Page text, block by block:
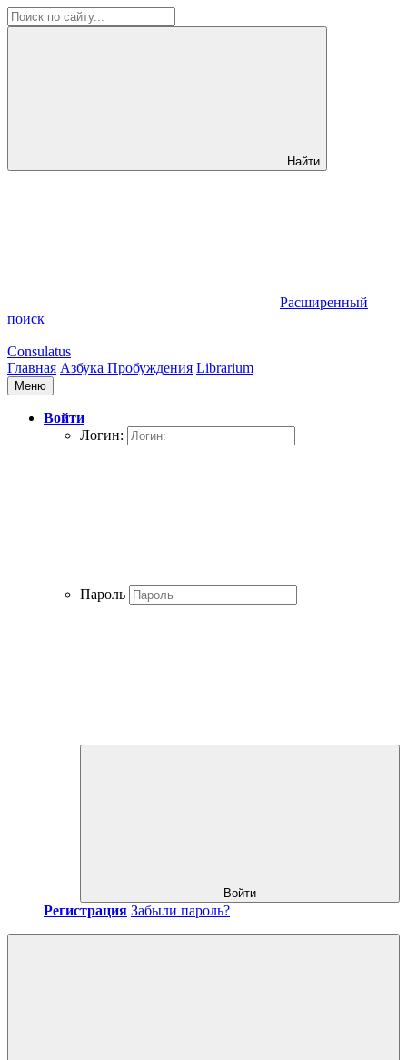
Найти
Расширенный
поиск
Consulatus
Главная Азбука Пробуждения Librarium
Меню
Войти
Логин:
Пароль
Войти
Регистрация Забыли пароль?